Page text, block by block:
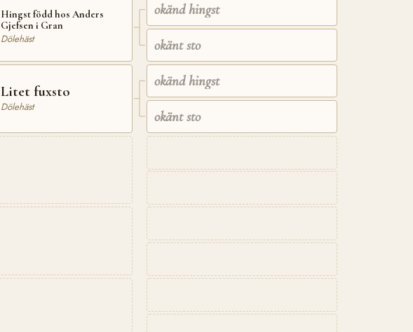
Hingst född hos Anders
Gjefsen i Gran
Dölehäst
Litet fuxsto
Dölehäst
okänd hingst
okänt sto
okänd hingst
okänt sto